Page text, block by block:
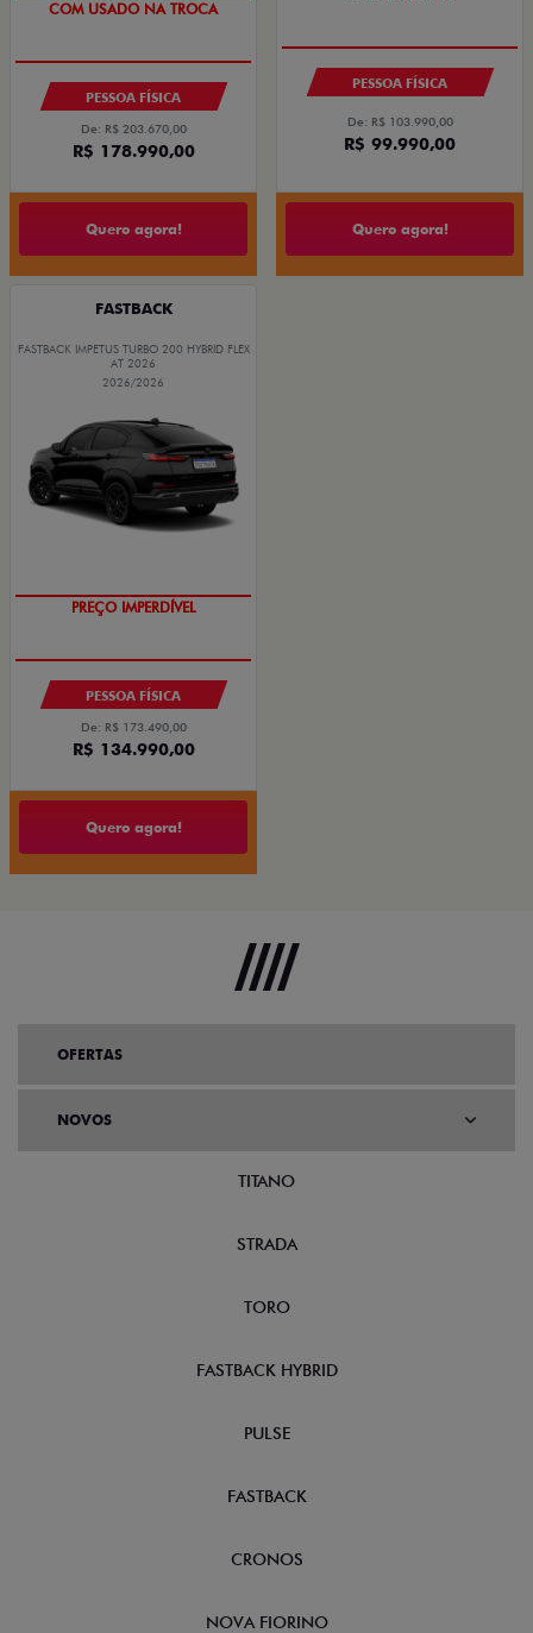
TAXA 0,99%
PESSOA FÍSICA
De: R$ 203.670,00
R$ 178.990,00
Quero agora!
PESSOA FÍSICA
De: R$ 103.990,00
R$ 99.990,00
Quero agora!
FASTBACK
FASTBACK IMPETUS TURBO 200 HYBRID FLEX
AT 2026
2026/2026
OPORTUNIDADE
PESSOA FÍSICA
De: R$ 173.490,00
R$ 134.990,00
Quero agora!
OFERTAS
NOVOS
TITANO
STRADA
TORO
FASTBACK HYBRID
PULSE
FASTBACK
CRONOS
NOVA FIORINO